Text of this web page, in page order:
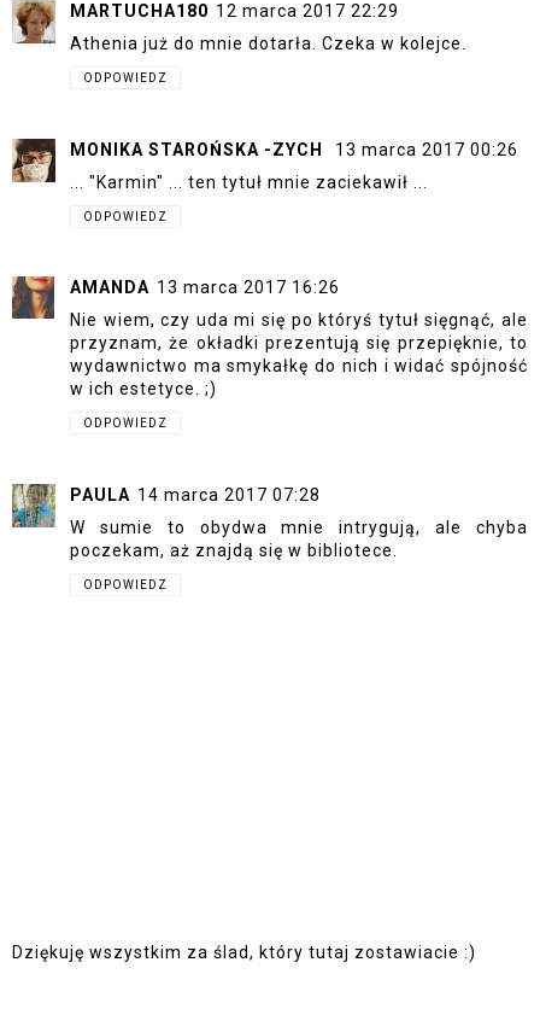
MARTUCHA180 12 marca 2017 22:29
Athenia już do mnie dotarła. Czeka w kolejce.
ODPOWIEDZ
MONIKA STAROŃSKA -ZYCH
13 marca 2017 00:26
... "Karmin" ... ten tytuł mnie zaciekawił ...
ODPOWIEDZ
AMANDA 13 marca 2017 16:26
Nie wiem, czy uda mi się po któryś tytuł sięgnąć, ale
przyznam, że okładki prezentują się przepięknie, to
wydawnictwo ma smykałkę do nich i widać spójność
w ich estetyce. ;)
ODPOWIEDZ
PAULA 14 marca 2017 07:28
W sumie to obydwa mnie intrygują, ale chyba
poczekam, aż znajdą się w bibliotece.
ODPOWIEDZ
Dziękuję wszystkim za ślad, który tutaj zostawiacie :)